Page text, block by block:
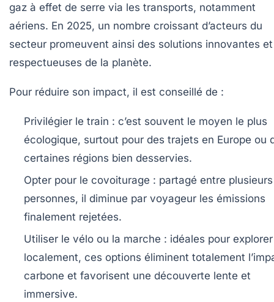
gaz à effet de serre via les transports, notamment
aériens. En 2025, un nombre croissant d’acteurs du
secteur promeuvent ainsi des solutions innovantes
respectueuses de la planète.
Pour réduire son impact, il est conseillé de :
Privilégier le train : c’est souvent le moyen le plus
écologique, surtout pour des trajets en Europe ou
certaines régions bien desservies.
Opter pour le covoiturage : partagé entre plusieurs
personnes, il diminue par voyageur les émissions
finalement rejetées.
Utiliser le vélo ou la marche : idéales pour explorer
localement, ces options éliminent totalement
carbone et favorisent une découverte lente et
immersive.